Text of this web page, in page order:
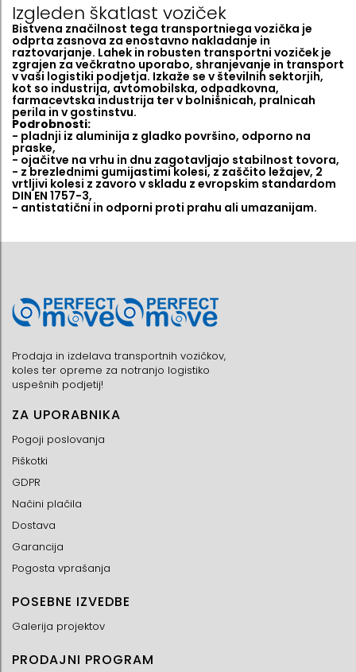
Izgleden škatlast voziček
Bistvena značilnost tega transportniega vozička je
odprta zasnova za enostavno nakladanje in
raztovarjanje. Lahek in robusten transportni voziček je
zgrajen za večkratno uporabo, shranjevanje in transport
v vaši logistiki podjetja. Izkaže se v številnih sektorjih,
kot so industrija, avtomobilska, odpadkovna,
farmacevtska industrija ter v bolnišnicah, pralnicah
perila in v gostinstvu.
Podrobnosti:
- pladnji iz aluminija z gladko površino, odporno na
praske,
- ojačitve na vrhu in dnu zagotavljajo stabilnost tovora,
- z brezlednimi gumijastimi kolesi, z zaščito ležajev, 2
vrtljivi kolesi z zavoro v skladu z evropskim standardom
DIN EN 1757-3,
- antistatični in odporni proti prahu ali umazanijam.
Prodaja in izdelava transportnih vozičkov,
koles ter opreme za notranjo logistiko
uspešnih podjetij!
ZA UPORABNIKA
Pogoji poslovanja
Piškotki
GDPR
Načini plačila
Dostava
Garancija
Pogosta vprašanja
POSEBNE IZVEDBE
Galerija projektov
PRODAJNI PROGRAM